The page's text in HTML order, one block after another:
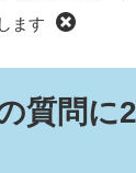
ます
質問に